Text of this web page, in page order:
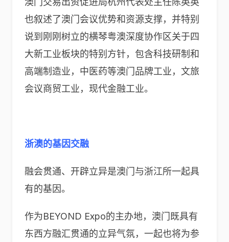
也叙述了澳门会议优势和资源支撑，并特别
说到刚刚树立的横琴粤澳深度协作区关于四
大新工业板块的特别方针，包含科技研制和
高端制造业，中医药等澳门品牌工业，文旅
会议商贸工业，现代金融工业。
浙澳的基因交融
融会贯通、开辟立异是澳门与浙江所一起具
有的基因。
作为BEYOND Expo的主办地，澳门既具有
东西方融汇贯通的立异气氛，一起也将为参